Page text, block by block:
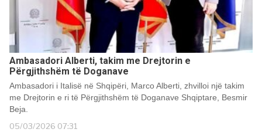
Ambasadori Alberti, takim me Drejtorin e
Përgjithshëm të Doganave
Ambasadori i Italisë në Shqipëri, Marco Alberti, zhvilloi një takim
me Drejtorin e ri të Përgjithshëm të Doganave Shqiptare, Besmir
Beja.
05/03/2026 07:31